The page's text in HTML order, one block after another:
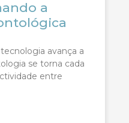
a
avança a
se torna cada
entre